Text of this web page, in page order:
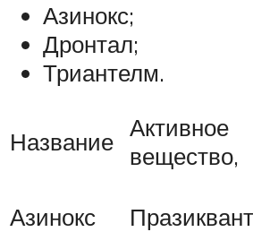
Азинокс;
Дронтал;
Триантелм.
Название Активное
вещество,
Азинокс